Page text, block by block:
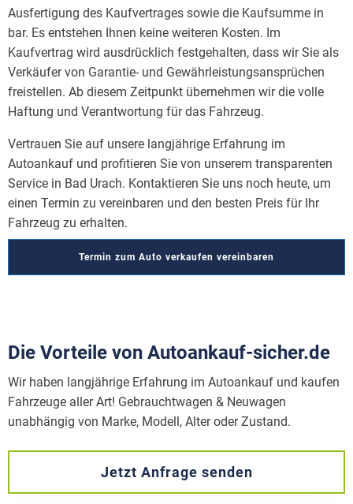
Ausfertigung des Kaufvertrages sowie die Kaufsumme in
bar. Es entstehen Ihnen keine weiteren Kosten. Im
Kaufvertrag wird ausdrücklich festgehalten, dass wir Sie als
Verkäufer von Garantie- und Gewährleistungsansprüchen
freistellen. Ab diesem Zeitpunkt übernehmen wir die volle
Haftung und Verantwortung für das Fahrzeug.
Vertrauen Sie auf unsere langjährige Erfahrung im
Autoankauf und profitieren Sie von unserem transparenten
Service in Bad Urach. Kontaktieren Sie uns noch heute, um
einen Termin zu vereinbaren und den besten Preis für Ihr
Fahrzeug zu erhalten.
Termin zum Auto verkaufen vereinbaren
Die Vorteile von Autoankauf-sicher.de
Wir haben langjährige Erfahrung im Autoankauf und kaufen
Fahrzeuge aller Art! Gebrauchtwagen & Neuwagen
unabhängig von Marke, Modell, Alter oder Zustand.
Jetzt Anfrage senden